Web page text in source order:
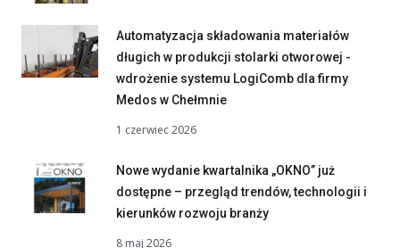
Automatyzacja składowania materiałów
długich w produkcji stolarki otworowej -
wdrożenie systemu LogiComb dla firmy
Medos w Chełmnie
1 czerwiec 2026
Nowe wydanie kwartalnika „OKNO” już
dostępne – przegląd trendów, technologii i
kierunków rozwoju branży
8 maj 2026